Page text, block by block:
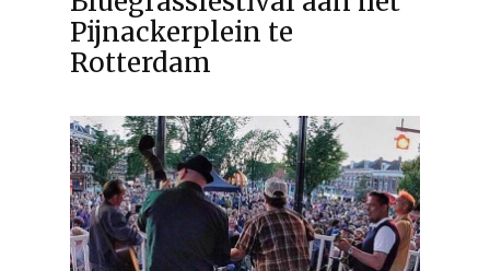
Pijnackerplein te
Rotterdam